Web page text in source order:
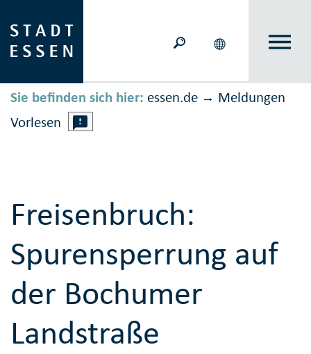
Sie befinden sich hier: essen.de → Meldungen
Vorlesen
Freisenbruch:
Spurensperrung auf
der Bochumer
Landstraße